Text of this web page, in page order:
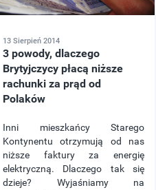
13 Sierpień 2014
3 powody, dlaczego
Brytyjczycy płacą niższe
rachunki za prąd od
Polaków
Inni mieszkańcy Starego
Kontynentu otrzymują od nas
niższe faktury za energię
elektryczną. Dlaczego tak się
dzieje? Wyjaśniamy na